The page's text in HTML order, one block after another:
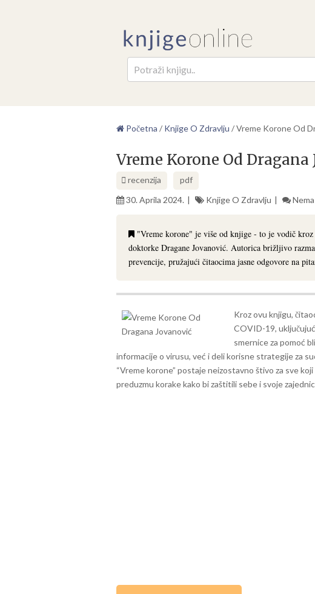
Početna / Knjige O Zdravlju /Vreme Korone Od
Vreme Korone Od Dragana
recenzija
pdf
30. Aprila 2024.
Knjige O Zdravlju
"Vreme korone" je više od knjige - to je vodič
doktorke Dragane Jovanović. Autorica brižljivo
prevencije, pružajući čitaocima jasne odgovore na
Kroz ovu knjigu,
COVID-19,
smernice za pomoć
informacije o virusu, već i deli korisne strategije za
“Vreme korone” postaje neizostavno štivo za sve
preduzmu korake kako bi zaštitili sebe i svoje